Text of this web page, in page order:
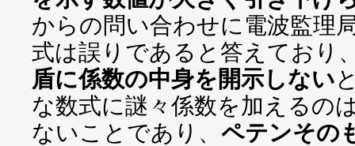
からの問い合わせに電波監理
式は誤りであると答えており
盾に係数の中身を開示しない
な数式に謎々係数を加えるの
ないことであり、 ペテンその